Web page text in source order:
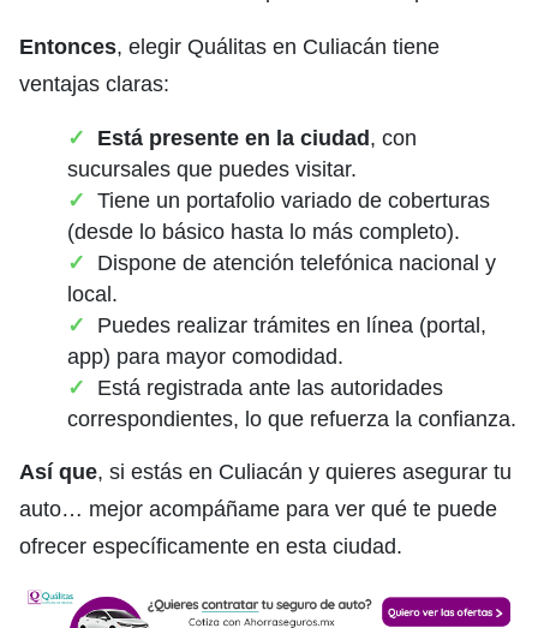
Entonces, elegir Quálitas en Culiacán tiene
ventajas claras:
Está presente en la ciudad , con
sucursales que puedes visitar.
Tiene un portafolio variado de coberturas
(desde lo básico hasta lo más completo).
Dispone de atención telefónica nacional y
local.
Puedes realizar trámites en línea (portal,
app) para mayor comodidad.
Está registrada ante las autoridades
correspondientes, lo que refuerza la confianza.
Así que, si estás en Culiacán y quieres asegurar tu
auto… mejor acompáñame para ver qué te puede
ofrecer específicamente en esta ciudad.